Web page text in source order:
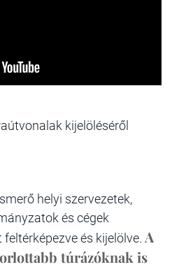
kijelöléséről
helyi szervezetek,
és cégek
és kijelölve. A
túrázóknak is